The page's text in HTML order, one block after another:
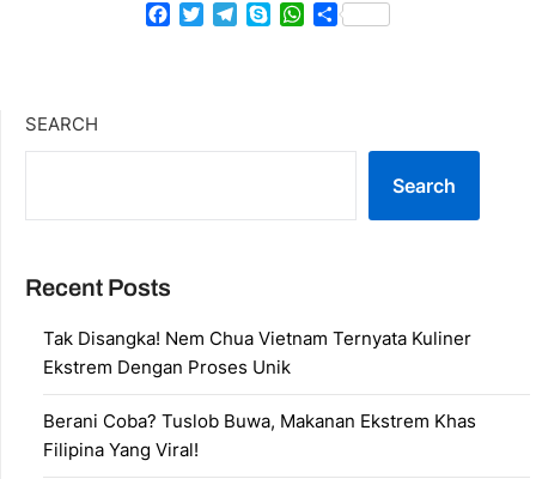
Facebook
TwitterTelegram
SkypeWhatsApp
Share
SEARCH
Search
Recent Posts
Tak Disangka! Nem Chua Vietnam Ternyata Kuliner
Ekstrem Dengan Proses Unik
Berani Coba? Tuslob Buwa, Makanan Ekstrem Khas
Filipina Yang Viral!